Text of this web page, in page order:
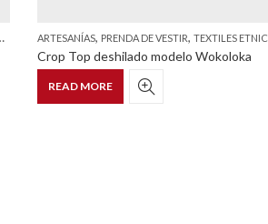
ARTESANÍAS, PRENDA DE VESTIR, TEXTILES ETNICOS Y ESTILIZADOS
Crop Top deshilado modelo Wokoloka
READ MORE